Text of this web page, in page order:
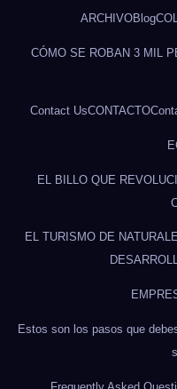
ARCHIVOBlog
CÓMO SE ROBAN 3 MIL
Contact UsCONTACTO
EL BILLO QUE
EL TURISMO DE
Estos son los pasos que